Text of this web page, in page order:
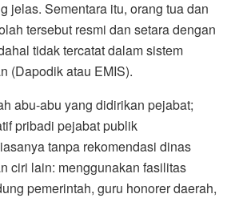
jelas. Sementara itu, orang tua dan
tersebut resmi dan setara dengan
tidak tercatat dalam sistem
(Dapodik atau EMIS).
abu-abu yang didirikan pejabat;
pribadi pejabat publik
tanpa rekomendasi dinas
ciri lain: menggunakan fasilitas
pemerintah, guru honorer daerah,